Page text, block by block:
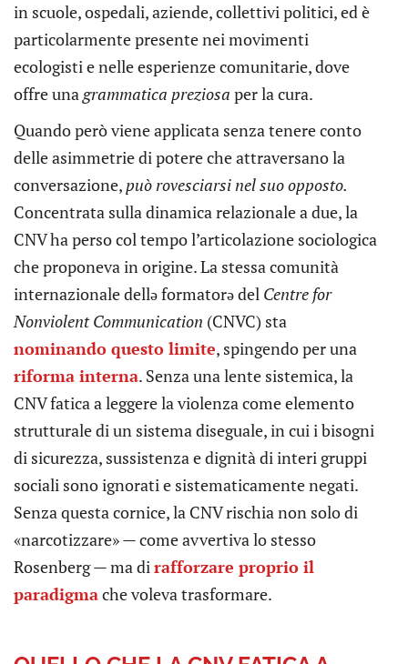
in scuole, ospedali, aziende, collettivi politici, ed è
particolarmente presente nei movimenti
ecologisti e nelle esperienze comunitarie, dove
offre unagrammatica preziosa per la cura.
Quando però viene applicata senza tenere conto
delle asimmetrie di potere che attraversano la
conversazione, può rovesciarsi nel suo opposto.
Concentrata sulla dinamica relazionale a due, la
CNV ha perso col tempo l’articolazione sociologica
che proponeva in origine. La stessa comunità
internazionale dellə formatorə del Centre for
Nonviolent Communication (CNVC) sta
nominando questo limite, spingendo per una
riforma interna. Senza una lente sistemica, la
CNV fatica a leggere la violenza come elemento
strutturale di un sistema diseguale, in cui i bisogni
di sicurezza, sussistenza e dignità di interi gruppi
sociali sono ignorati e sistematicamente negati.
Senza questa cornice, la CNV rischia non solo di
«narcotizzare» — come avvertiva lo stesso
Rosenberg — ma dirafforzare proprio il
paradigmache voleva trasformare.